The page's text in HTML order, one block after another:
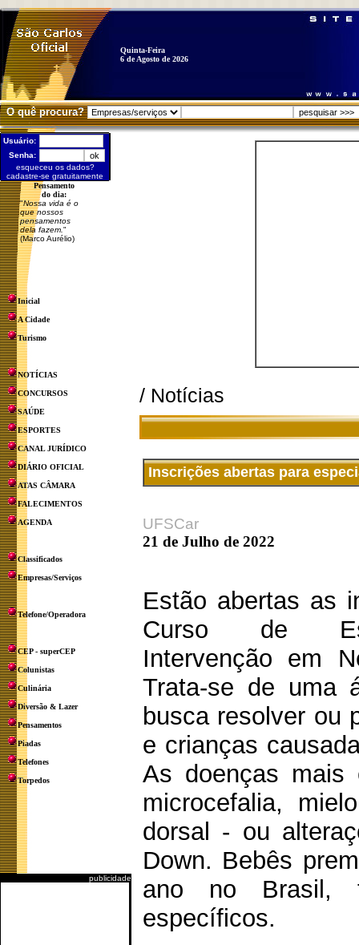
Quinta-Feira
6 de Agosto de 2026
O quê procura?
Usuário:
Senha:
esqueceu os dados?
cadastre-se gratuitamente
Pensamento
do dia:
"Nossa vida é o
que nossos
pensamentos
dela fazem. "
(Marco Aurélio)
Inicial
A Cidade
Turismo
NOTÍCIAS
CONCURSOS
SAÚDE
ESPORTES
CANAL JURÍDICO
DIÁRIO OFICIAL
ATAS CÂMARA
FALECIMENTOS
AGENDA
Classificados
Empresas/Serviços
Telefone/Operadora
CEP - superCEP
Colunistas
Culinária
Diversão & Lazer
Pensamentos
Piadas
Telefones
Torpedos
publicidade
/ Notícias
Inscrições abertas para
UFSCar
21 de Julho de 2022
Estão abertas as
Curso de
Intervenção em
Trata-se de uma
busca resolver ou
e crianças
As doenças mais
microcefalia,
dorsal - ou
Down. Bebês
ano no Brasil,
específicos.